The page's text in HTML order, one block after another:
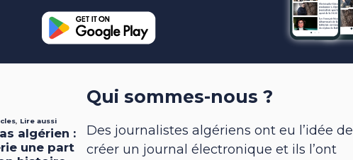
Qui sommes-nous ?
Des journalistes algériens ont eu l’idée de
créer un journal électronique et ils l’ont